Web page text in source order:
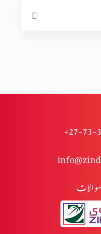
(حصہ 2)
1)
+27-73-